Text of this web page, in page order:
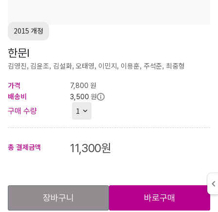
2015 개정
한문Ⅰ
김영진, 김윤조, 김설화, 오태영, 이민지, 이용훈, 주석준, 최중형
가격
7,800 원
배송비
3,500 원
구매 수량
총 결제금액 11,300원
장바구니 바로구매